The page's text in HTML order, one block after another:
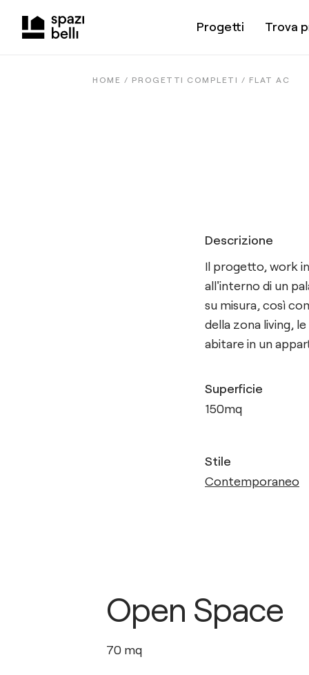
Progetti Trova
HOME / PROGETTI COMPLETI / FLAT AC
Descrizione
Il progetto, work
all'interno di un
su misura, così
della zona living,
abitare in un
Superficie
150mq
Stile
Contemporaneo
Open Space
70 mq